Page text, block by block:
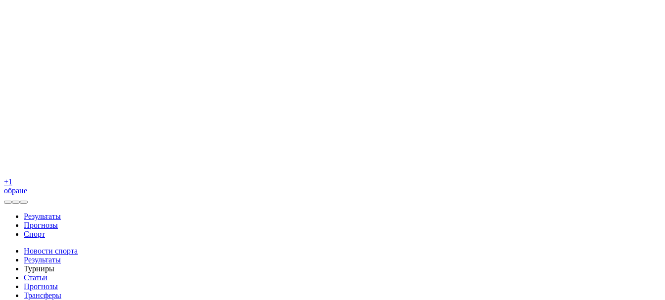
+1
обране
Результаты
Прогнозы
Спорт
Новости спорта
Результаты
Турниры
Статьи
Прогнозы
Трансферы